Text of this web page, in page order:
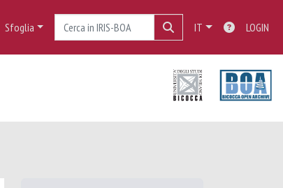
Sfoglia IT LOGIN